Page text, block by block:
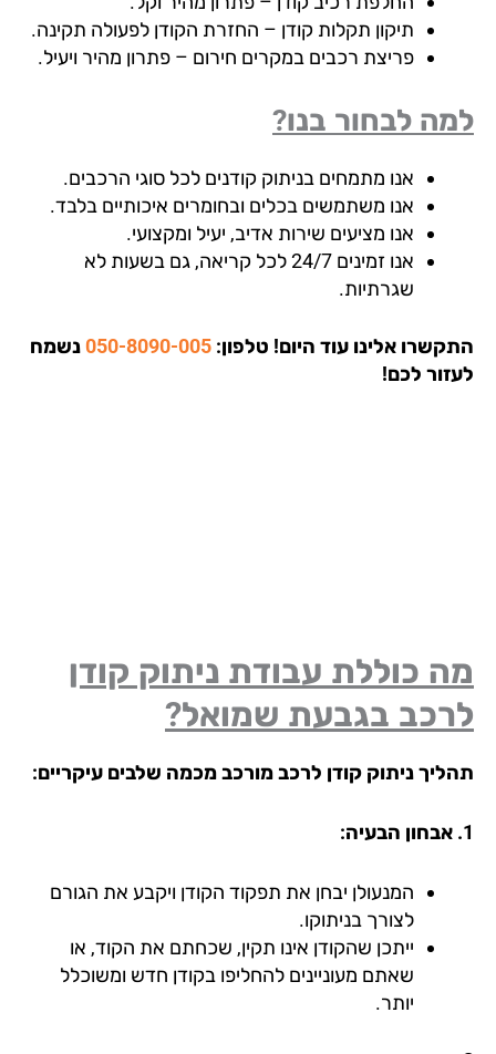
תיקון תקלות קודן – החזרת הקודן לפעולה תקינה.
פריצת רכבים במקרים חירום – פתרון מהיר ויעיל.
לבחור בנו?
אנו מתמחים בניתוק קודנים לכל סוגי הרכבים.
אנו משתמשים בכלים ובחומרים איכותיים בלבד.
אנו מציעים שירות אדיב, יעיל ומקצועי.
אנו זמינים 24/7 לכל קריאה, גם בשעות לא
שגרתיות.
אלינו עוד היום!טלפון:050-8090-005
נשמח
לכם!
כוללת עבודת ניתוק קודן
בגבעת שמואל?
ניתוק קודן לרכב מורכב מכמה שלבים עיקריים:
המנעולן יבחן את תפקוד הקודן ויקבע את הגורם
לצורך בניתוקו.
ייתכן שהקודן אינו תקין, שכחתם את הקוד, או
שאתם מעוניינים להחליפו בקודן חדש ומשוכלל